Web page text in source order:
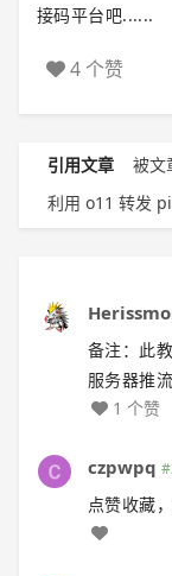
接码平台吧......
4 个赞
引用文章
被文
利用 o11 转发
备注：此
服务器推
1 个赞
czpwpq
点赞收藏